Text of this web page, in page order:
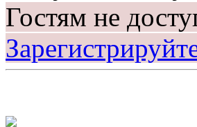
Гостям не